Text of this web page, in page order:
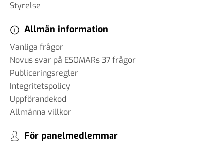
Styrelse
Allmän information
Vanliga frågor
Novus svar på ESOMARs 37 frågor
Publiceringsregler
Integritetspolicy
Uppförandekod
Allmänna villkor
För panelmedlemmar